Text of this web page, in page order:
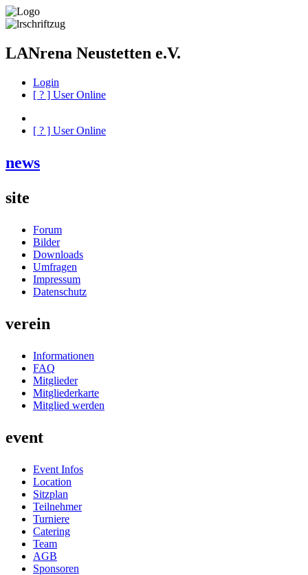
LANrena Neustetten e.V.
Login
[ ? ] User Online
[ ? ] User Online
news
site
Forum
Bilder
Downloads
Umfragen
Impressum
Datenschutz
verein
Informationen
FAQ
Mitglieder
Mitgliederkarte
Mitglied werden
event
Event Infos
Location
Sitzplan
Teilnehmer
Turniere
Catering
Team
AGB
Sponsoren